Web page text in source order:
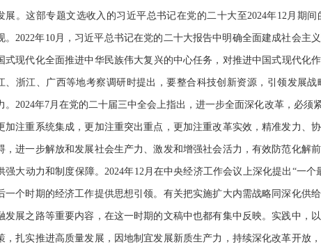
展。这部专题文选收入的习近平总书记在党的二十大至2024年12月期
。2022年10月，习近平总书记在党的二十大报告中明确全面建成社会主
式现代化全面推进中华民族伟大复兴的中心任务，对推进中国式现代化
、浙江、广西等地考察调研时提出，要整合科技创新资源，引领发展
。2024年7月在党的二十届三中全会上指出，进一步全面深化改革，必须
加注重系统集成，更加注重突出重点，更加注重改革实效，精准发力、
，进一步解放和发展社会生产力、激发和增强社会活力，有效防范化解
强大动力和制度保障。2024年12月在中央经济工作会议上深化提出“一
一个时期的经济工作提供思想引领。有关把实施扩大内需战略同深化供
发展之路等重要内容，在这一时期的文稿中也都有集中反映。实践中，
，扎实推进高质量发展，因地制宜发展新质生产力，持续深化改革开放